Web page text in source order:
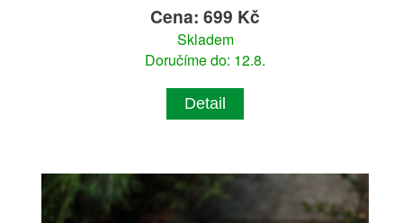
Cena: 699 Kč
Skladem
Doručíme do: 12.8.
Detail